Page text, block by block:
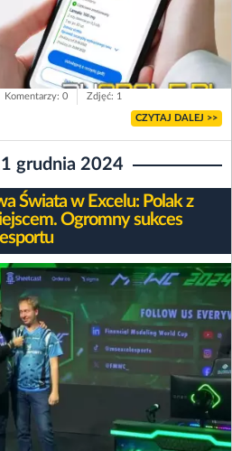
Komentarzy: 0 Zdjęć: 1
CZYTAJ DALEJ >>
grudnia 2024
Świata w Excelu: Polak z
Ogromny sukces